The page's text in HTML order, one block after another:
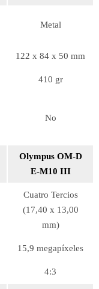
Metal
122 x 84 x 50 mm
410 gr
No
Olympus OM-D
E-M10 III
Cuatro Tercios
(17,40 x 13,00
mm)
15,9 megapíxeles
4:3